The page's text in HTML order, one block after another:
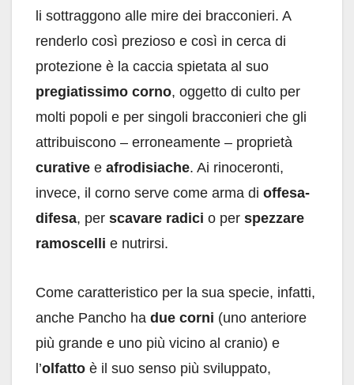
li sottraggono alle mire dei bracconieri. A
renderlo così prezioso e così in cerca di
protezione è la caccia spietata al suo
pregiatissimo corno, oggetto di culto per
molti popoli e per singoli bracconieri che gli
attribuiscono – erroneamente – proprietà
curative e afrodisiache. Ai rinoceronti,
invece, il corno serve come arma di offesa-
difesa, per scavare radici o per spezzare
ramoscelli e nutrirsi.
Come caratteristico per la sua specie, infatti,
anche Pancho ha due corni (uno anteriore
più grande e uno più vicino al cranio) e
l’olfatto è il suo senso più sviluppato,